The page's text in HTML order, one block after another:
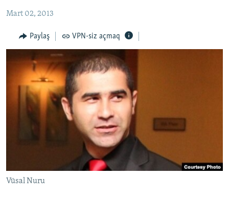
FƏRQƏ BAX
QANUNI DOĞRU
ARAŞDIRMA
MULTIMEDIA
VIDEO
FOTOQALEREYA
İNFOQRAFIKA
RADIO ARXIV
OXU ZALI
AZƏRBAYCAN ƏDƏBIYYATI KITABXANASI
İSLAM VƏ DEMOKRATIYA
İZ - MƏDƏNIYYƏT PROQRAMI
HAQQIMIZDA
MISSIYAMIZ
PEŞƏ ETIKASI VƏ JURNALISTIKA STANDARTLARIMIZ
MATERIALLARIMIZDAN ISTIFADƏ
AZADLIQRADIOSU MOBIL TELEFONUNUZDA
RFE/RL-in bütün saytları
Mart 02, 2013
Paylaş VPN-siz açmaq
Vüsal Nuru